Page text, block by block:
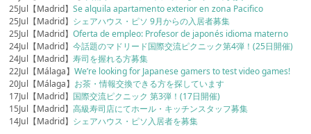
25Jul【Madrid】Se alquila apartamento exterior en zona Pacifico
25Jul【Madrid】 シェアハウス・ピソ 9月からの入居者募集
25Jul【Madrid】Oferta de empleo: Profesor de japonés idioma materno
24Jul【Madrid】今話題のマドリード国際交流ピクニック第4弾！(25日開催)
24Jul【Madrid】寿司を握れる方募集
22Jul【Málaga】We’re looking for Japanese gamers to test video games!
20Jul【Málaga】 お茶・情報交換できる方を探しています
17Jul【Madrid】 国際交流ピクニック 第3弾！(17日開催)
15Jul【Madrid】高級寿司店にてホール・キッチンスタッフ募集
14Jul【Madrid】 シェアハウス・ピソ入居者を募集